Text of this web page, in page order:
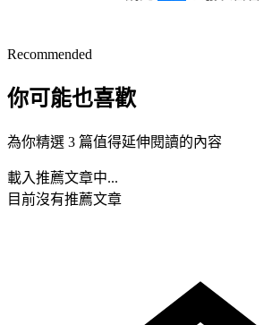
Recommended
你可能也喜歡
為你精選 3 篇值得延伸閱讀的內容
載入推薦文章中...
目前沒有推薦文章